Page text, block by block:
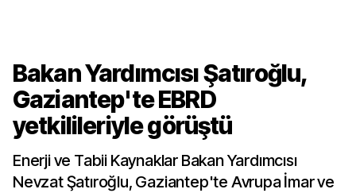
Bakan Yardımcısı Şatıroğlu,
Gaziantep'te EBRD
yetkilileriyle görüştü
Enerji ve Tabii Kaynaklar Bakan Yardımcısı
Nevzat Şatıroğlu, Gaziantep'te Avrupa İmar ve